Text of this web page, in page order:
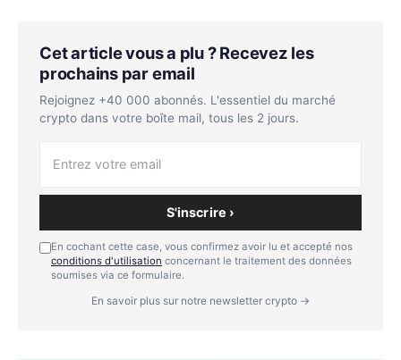
Cet article vous a plu ? Recevez les
prochains par email
Rejoignez +40 000 abonnés. L'essentiel du marché
crypto dans votre boîte mail, tous les 2 jours.
S'inscrire ›
En cochant cette case, vous confirmez avoir lu et accepté nos
conditions d'utilisation concernant le traitement des données
soumises via ce formulaire.
En savoir plus sur notre newsletter crypto →